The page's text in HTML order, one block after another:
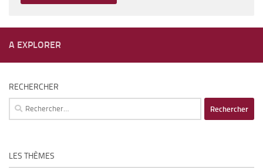
A EXPLORER
RECHERCHER
Rechercher :
LES THÈMES